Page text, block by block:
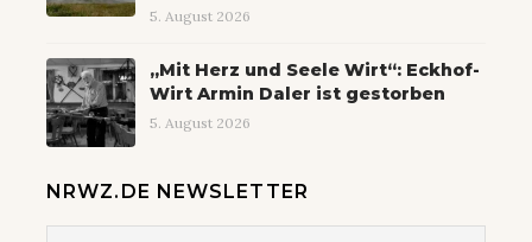
5. August 2026
„Mit Herz und Seele Wirt“: Eckhof-
Wirt Armin Daler ist gestorben
5. August 2026
NRWZ.DE NEWSLETTER